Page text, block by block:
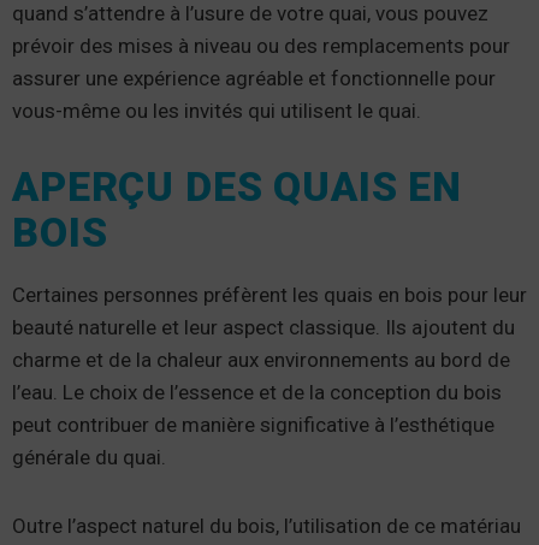
quand s’attendre à l’usure de votre quai, vous pouvez
prévoir des mises à niveau ou des remplacements pour
assurer une expérience agréable et fonctionnelle pour
vous-même ou les invités qui utilisent le quai.
APERÇU DES QUAIS EN
BOIS
Certaines personnes préfèrent les quais en bois pour leur
beauté naturelle et leur aspect classique. Ils ajoutent du
charme et de la chaleur aux environnements au bord de
l’eau. Le choix de l’essence et de la conception du bois
peut contribuer de manière significative à l’esthétique
générale du quai.
Outre l’aspect naturel du bois, l’utilisation de ce matériau